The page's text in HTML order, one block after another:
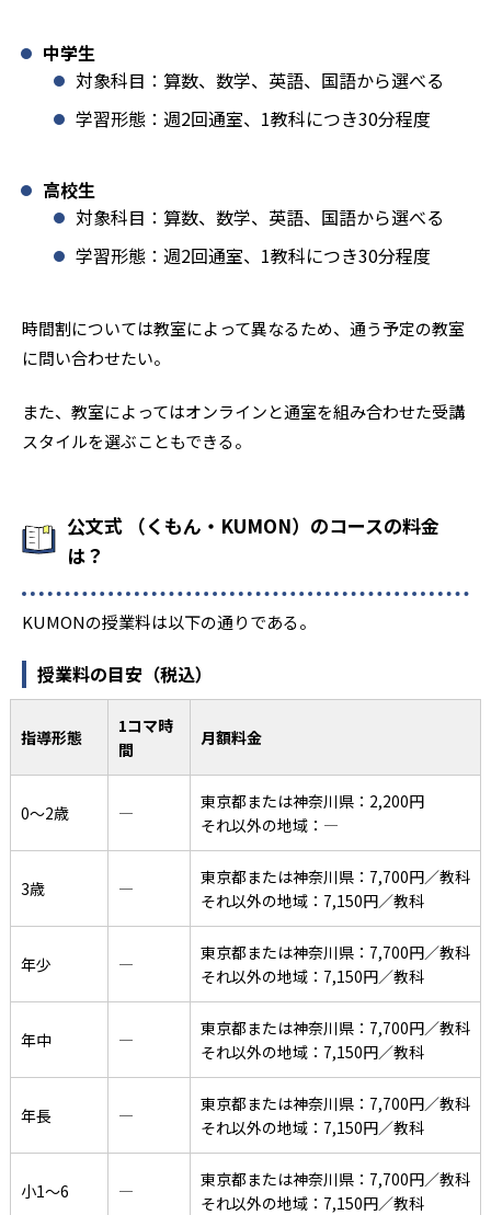
中学生
対象科目：算数、数学、英語、国語から選べる
学習形態：週2回通室、1教科につき30分程度
高校生
対象科目：算数、数学、英語、国語から選べる
学習形態：週2回通室、1教科につき30分程度
時間割については教室によって異なるため、通う予定の教室
に問い合わせたい。
また、教室によってはオンラインと通室を組み合わせた受講
スタイルを選ぶこともできる。
公文式 （くもん・KUMON）のコースの料金
は？
KUMONの授業料は以下の通りである。
授業料の目安（税込）
指導形態
1コマ時
間
月額料金
0〜2歳 ―
東京都または神奈川県：2,200円
それ以外の地域：―
3歳 ―
東京都または神奈川県：7,700円／教科
それ以外の地域：7,150円／教科
年少 ―
東京都または神奈川県：7,700円／教科
それ以外の地域：7,150円／教科
年中 ―
東京都または神奈川県：7,700円／教科
それ以外の地域：7,150円／教科
年長 ―
東京都または神奈川県：7,700円／教科
それ以外の地域：7,150円／教科
小1〜6 ―
東京都または神奈川県：7,700円／教科
それ以外の地域：7,150円／教科